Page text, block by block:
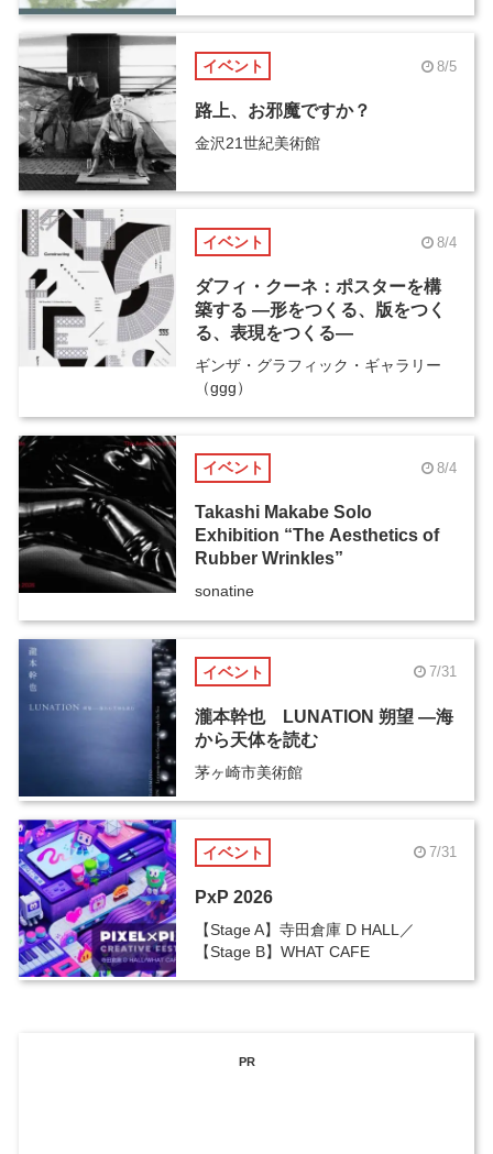
イベント 8/5
路上、お邪魔ですか？
金沢21世紀美術館
イベント 8/4
ダフィ・クーネ：ポスターを構
築する ―形をつくる、版をつく
る、表現をつくる―
ギンザ・グラフィック・ギャラリー
（ggg）
イベント 8/4
Takashi Makabe Solo
Exhibition “The Aesthetics of
Rubber Wrinkles”
sonatine
イベント 7/31
瀧本幹也 LUNATION 朔望 ―海
から天体を読む
茅ヶ崎市美術館
イベント 7/31
PxP 2026
【Stage A】寺田倉庫 D HALL／
【Stage B】WHAT CAFE
PR